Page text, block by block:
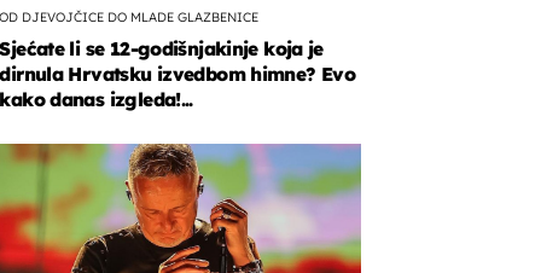
OD DJEVOJČICE DO MLADE GLAZBENICE
Sjećate li se 12-godišnjakinje koja je
dirnula Hrvatsku izvedbom himne? Evo
kako danas izgleda!...